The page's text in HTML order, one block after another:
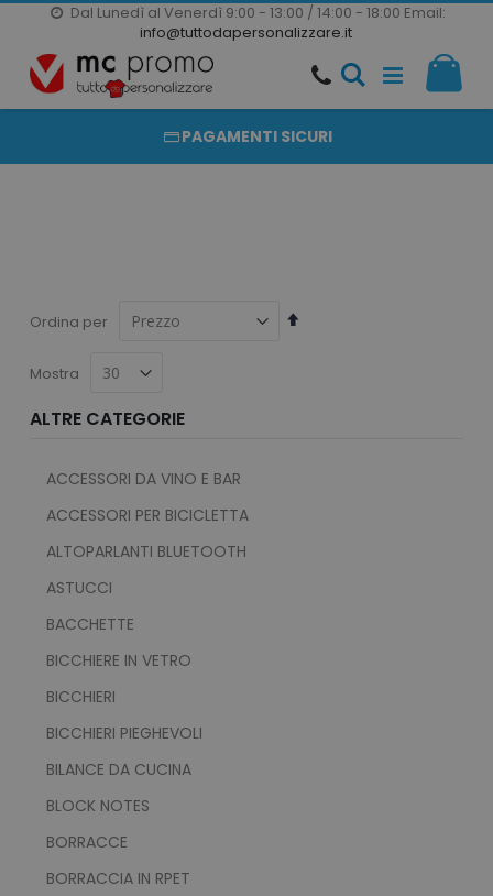
Dal Lunedì al Venerdì 9:00 - 13:00 / 14:00 - 18:00 Email:
info@tuttodapersonalizzare.it
Salta
al
contenuto
20000 PRODOTTI
PRODOTTI COMPLETAMENTE PERSONALIZZABILI
PAGAMENTI SICURI
Ordina per
Mostra
ALTRE CATEGORIE
ACCESSORI DA VINO E BAR
ACCESSORI PER BICICLETTA
ALTOPARLANTI BLUETOOTH
ASTUCCI
BACCHETTE
BICCHIERE IN VETRO
BICCHIERI
BICCHIERI PIEGHEVOLI
BILANCE DA CUCINA
BLOCK NOTES
BORRACCE
BORRACCIA IN RPET